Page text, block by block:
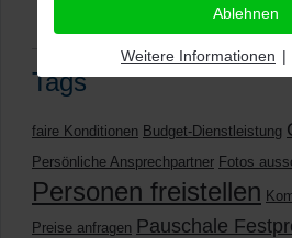
Tags
faire Konditionen Budget-Dienstleistung
Persönliche Ansprechpartner Fotos
Personen freistellen
Preise anfragen Pauschale
Ablehnen
Weitere Informationen |